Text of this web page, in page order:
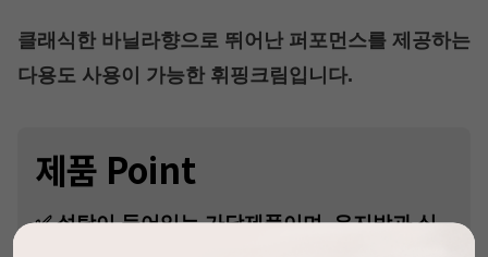
클래식한 바닐라향으로 뛰어난 퍼포먼스를 제공하는
다용도 사용이 가능한 휘핑크림입니다.
제품 Point
✅ 설탕이 들어있는 가당제품이며, 유지방과 식